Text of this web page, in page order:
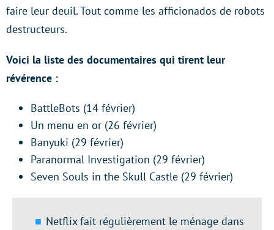
faire leur deuil. Tout comme les afficionados de robots
destructeurs.
Voici la liste des documentaires qui tirent leur
révérence :
BattleBots (14 février)
Un menu en or (26 février)
Banyuki (29 février)
Paranormal Investigation (29 février)
Seven Souls in the Skull Castle (29 février)
Netflix fait régulièrement le ménage dans